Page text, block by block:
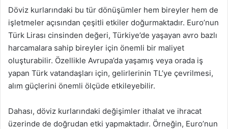
Döviz kurlarındaki bu tür dönüşümler hem bireyler hem de
işletmeler açısından çeşitli etkiler doğurmaktadır. Euro’nun
Türk Lirası cinsinden değeri, Türkiye’de yaşayan avro bazlı
harcamalara sahip bireyler için önemli bir maliyet
oluşturabilir. Özellikle Avrupa’da yaşamış veya orada iş
yapan Türk vatandaşları için, gelirlerinin TL’ye çevrilmesi,
alım güçlerini önemli ölçüde etkileyebilir.
Dahası, döviz kurlarındaki değişimler ithalat ve ihracat
üzerinde de doğrudan etki yapmaktadır. Örneğin, Euro’nun